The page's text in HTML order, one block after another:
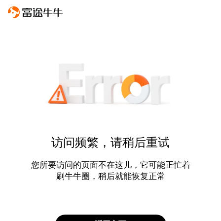
访问频繁，请稍后重试
您所要访问的页面不在这儿，它可能正忙着
刷牛牛圈，稍后就能恢复正常